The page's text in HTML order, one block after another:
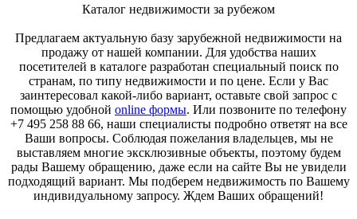
Каталог недвижимости за рубежом
Предлагаем актуальную базу зарубежной недвижимости на
продажу от нашей компании. Для удобства наших
посетителей в каталоге разработан специальный поиск по
странам, по типу недвижимости и по цене. Если у Вас
заинтересовал какой-либо вариант, оставьте свой запрос с
помощью удобной online формы. Или позвоните по телефону
+7 495 258 88 66, наши специалисты подробно ответят на все
Ваши вопросы. Соблюдая пожелания владельцев, мы не
выставляем многие эксклюзивные объекты, поэтому будем
рады Вашему обращению, даже если на сайте Вы не увидели
подходящий вариант. Мы подберем недвижимость по Вашему
индивидуальному запросу. Ждем Ваших обращений!